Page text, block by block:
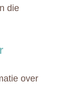
die
over